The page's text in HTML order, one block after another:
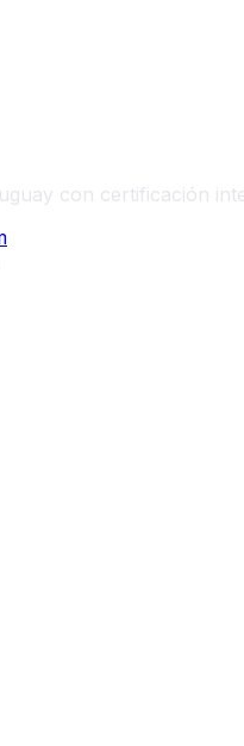
con certificación